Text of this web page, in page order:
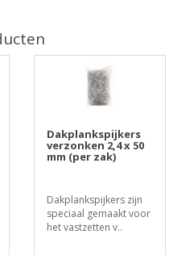
Dakplankspijkers
verzonken 2,4 x 50
mm (per zak)
Dakplankspijkers zijn
speciaal gemaakt voor
het vastzetten v..